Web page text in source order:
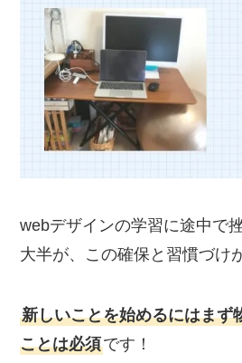
webデザインの学習に途中で
大半が、この確保と習慣づけ
新しいことを始めるにはまず
ことは必須です！